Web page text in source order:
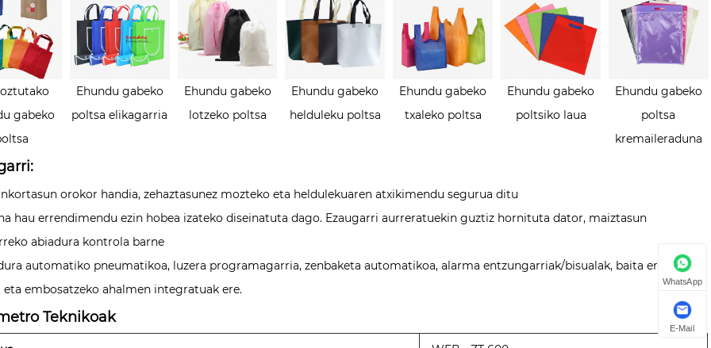
gabeko
Ehundu gabeko
poltsa elikagarria
Ehundu gabeko
lotzeko poltsa
Ehundu gabeko
helduleku poltsa
Ehundu gabeko
txaleko poltsa
Ehundu gabeko
poltsiko laua
Ehundu gabeko
poltsa
kremaileraduna
orokor handia, zehaztasunez mozteko eta heldulekuaren atxikimendu segurua ditu
hau errendimendu ezin hobea izateko diseinatuta dago. Ezaugarri aurreratuekin guztiz hornituta dator, maiztasun
abiadura kontrola barne
automatiko pneumatikoa, luzera programagarria, zenbaketa automatikoa, alarma entzungarriak/bisualak, baita ertzak
embosatzeko ahalmen integratuak ere.
Teknikoak
WhatsApp
E-Mail